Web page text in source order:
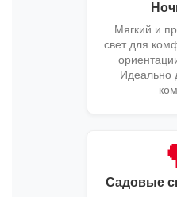
Мягкий и
свет для
Идеально
Садовые